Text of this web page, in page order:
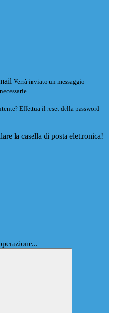
Verrà inviato un messaggio
Effettua il reset della password
la casella di posta elettronica!